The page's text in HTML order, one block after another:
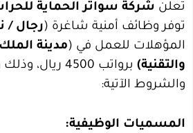
تعلن شركة سواتر الحماية
توفر وظائف أمنية شاغرة (رجال /
المؤهلات للعمل في (مدينة
والتقنية)
برواتب 4500
والشروط الآتية:
المسميات الوظيفية: